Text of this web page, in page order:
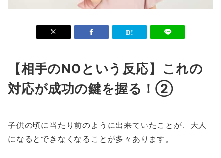
【相手のNOという反応】これの
対応が成功の鍵を握る！②
子供の頃に当たり前のように出来ていたことが、大人
になるとできなくなることが多々あります。